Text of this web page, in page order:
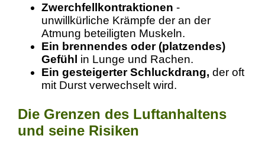
Zwerchfellkontraktionen -
unwillkürliche Krämpfe der an der
Atmung beteiligten Muskeln.
Ein brennendes oder (platzendes)
Gefühl in Lunge und Rachen.
Ein gesteigerter Schluckdrang, der oft
mit Durst verwechselt wird.
Die Grenzen des Luftanhaltens
und seine Risiken